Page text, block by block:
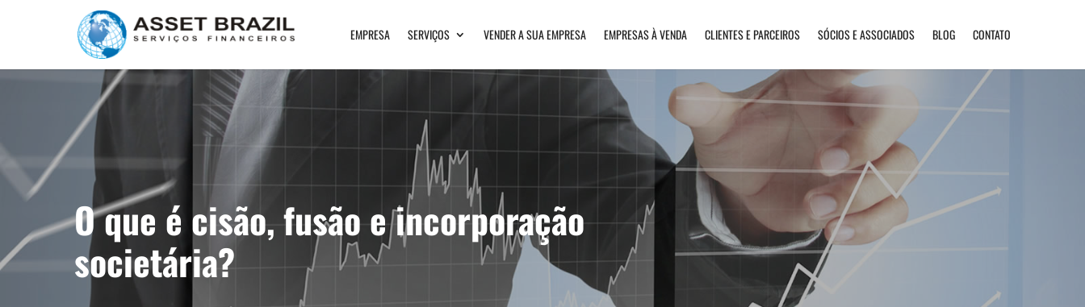
EMPRESA SERVIÇOS VENDER A SUA EMPRESA EMPRESAS À VENDA CLIENTES E PARCEIROS SÓCIOS E ASSOCIADOS BLOG CONTATO
O que é cisão, fusão e incorporação
societária?